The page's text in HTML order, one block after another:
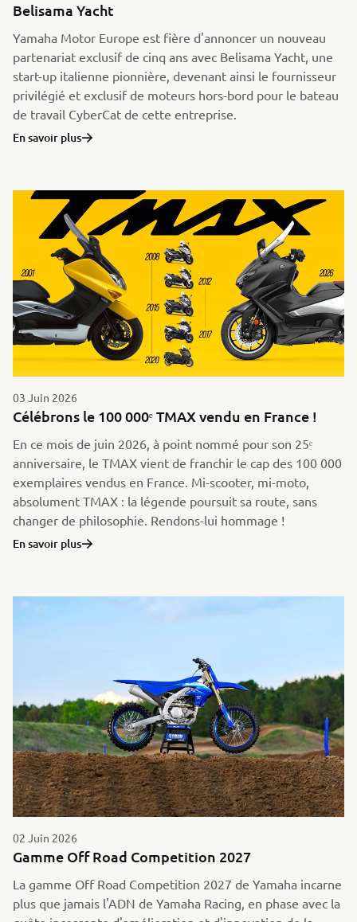
Belisama Yacht
Yamaha Motor Europe est fière d'annoncer un nouveau
partenariat exclusif de cinq ans avec Belisama Yacht, une
start-up italienne pionnière, devenant ainsi le fournisseur
privilégié et exclusif de moteurs hors-bord pour le bateau
de travail CyberCat de cette entreprise.
En savoir plus
03 Juin 2026
Célébrons le 100 000ᵉ TMAX vendu en France !
En ce mois de juin 2026, à point nommé pour son 25ᵉ
anniversaire, le TMAX vient de franchir le cap des 100 000
exemplaires vendus en France. Mi-scooter, mi-moto,
absolument TMAX : la légende poursuit sa route, sans
changer de philosophie. Rendons-lui hommage !
En savoir plus
02 Juin 2026
Gamme Off Road Competition 2027
La gamme Off Road Competition 2027 de Yamaha incarne
plus que jamais l'ADN de Yamaha Racing, en phase avec la